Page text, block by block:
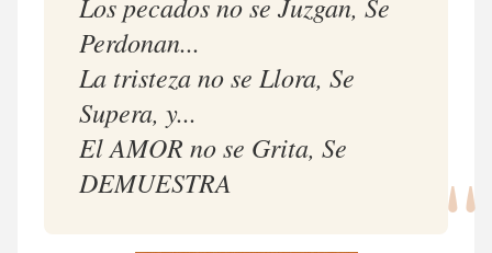
"
Perdonan...
La tristeza no se Llora, Se
Supera, y...
El AMOR no se Grita, Se
DEMUESTRA